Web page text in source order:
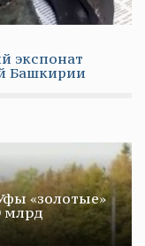
экспонат
Башкирии
«золотые»
млрд